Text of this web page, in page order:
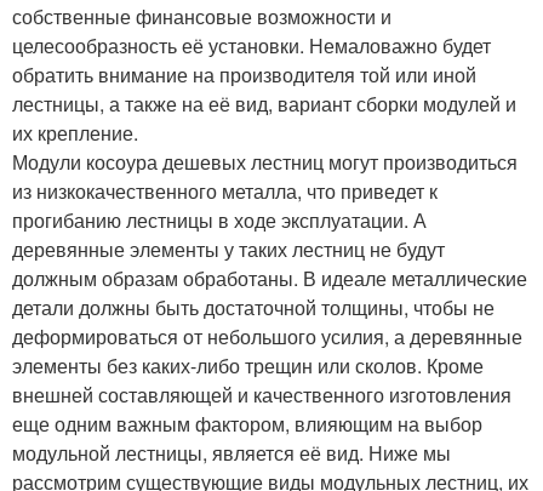
собственные финансовые возможности и
целесообразность её установки. Немаловажно будет
обратить внимание на производителя той или иной
лестницы, а также на её вид, вариант сборки модулей и
их крепление.
Модули косоура дешевых лестниц могут производиться
из низкокачественного металла, что приведет к
прогибанию лестницы в ходе эксплуатации. А
деревянные элементы у таких лестниц не будут
должным образам обработаны. В идеале металлические
детали должны быть достаточной толщины, чтобы не
деформироваться от небольшого усилия, а деревянные
элементы без каких-либо трещин или сколов. Кроме
внешней составляющей и качественного изготовления
еще одним важным фактором, влияющим на выбор
модульной лестницы, является её вид. Ниже мы
рассмотрим существующие виды модульных лестниц, их